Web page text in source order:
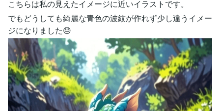
こちらは私の見えたイメージに近いイラストです。
でもどうしても綺麗な青色の波紋が作れず少し違うイメー
ジになりました😓